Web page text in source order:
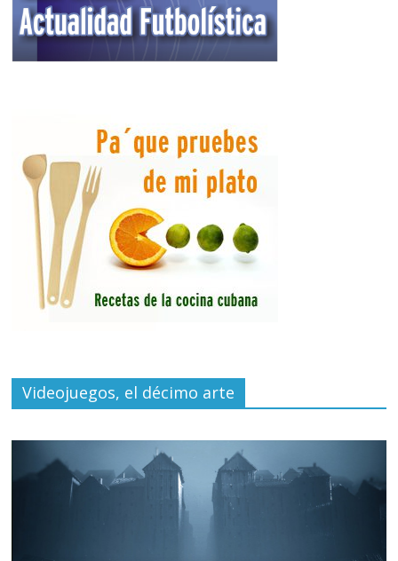
Videojuegos, el décimo arte